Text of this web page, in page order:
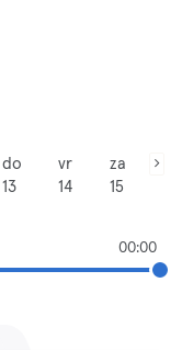
do
13
vr
14
za
15
00:00